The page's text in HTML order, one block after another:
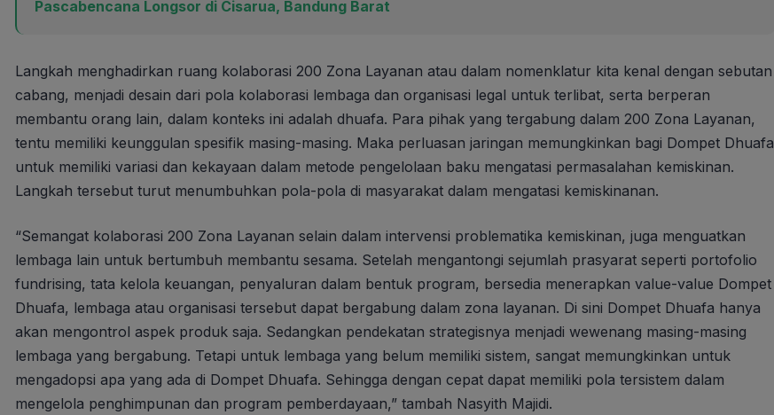
Pascabencana Longsor di Cisarua, Bandung Barat
Langkah menghadirkan ruang kolaborasi 200 Zona Layanan atau dalam nomenklatur kita kenal dengan sebutan
cabang, menjadi desain dari pola kolaborasi lembaga dan organisasi legal untuk terlibat, serta berperan
membantu orang lain, dalam konteks ini adalah dhuafa. Para pihak yang tergabung dalam 200 Zona Layanan,
tentu memiliki keunggulan spesifik masing-masing. Maka perluasan jaringan memungkinkan bagi Dompet Dhuafa
untuk memiliki variasi dan kekayaan dalam metode pengelolaan baku mengatasi permasalahan kemiskinan.
Langkah tersebut turut menumbuhkan pola-pola di masyarakat dalam mengatasi kemiskinanan.
“Semangat kolaborasi 200 Zona Layanan selain dalam intervensi problematika kemiskinan, juga menguatkan
lembaga lain untuk bertumbuh membantu sesama. Setelah mengantongi sejumlah prasyarat seperti portofolio
fundrising, tata kelola keuangan, penyaluran dalam bentuk program, bersedia menerapkan value-value Dompet
Dhuafa, lembaga atau organisasi tersebut dapat bergabung dalam zona layanan. Di sini Dompet Dhuafa hanya
akan mengontrol aspek produk saja. Sedangkan pendekatan strategisnya menjadi wewenang masing-masing
lembaga yang bergabung. Tetapi untuk lembaga yang belum memiliki sistem, sangat memungkinkan untuk
mengadopsi apa yang ada di Dompet Dhuafa. Sehingga dengan cepat dapat memiliki pola tersistem dalam
mengelola penghimpunan dan program pemberdayaan,” tambah Nasyith Majidi.